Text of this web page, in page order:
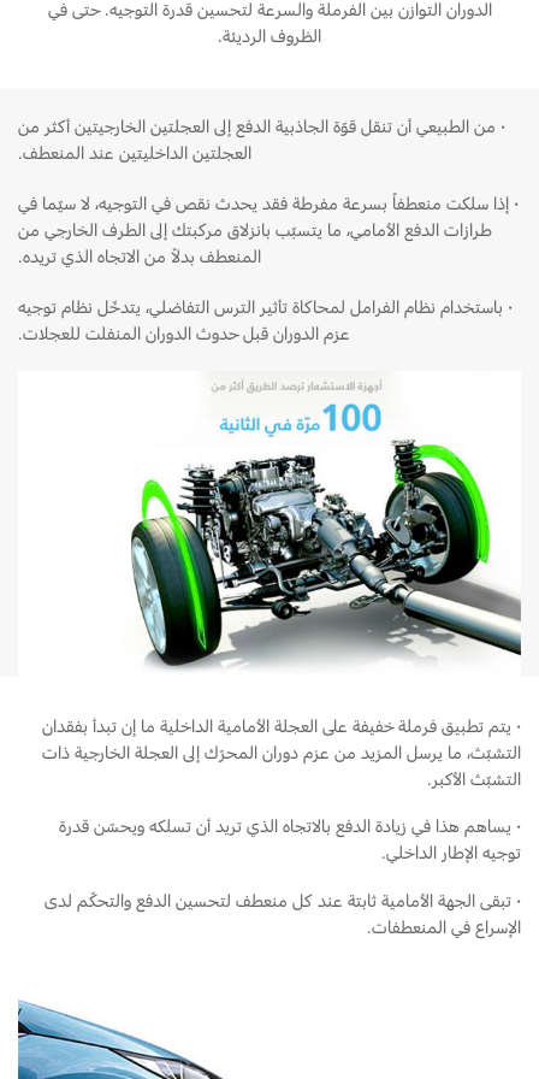
البحرين
الأردن
الكويت
سلطنة
‫المملكة
العربية
السعودية‬
الامارات
المتحدة
اليمن
أسطول فورد
إضافات
خطة الخدمات الممتدة
الإطارات
خدمات فورد
خدمة الفرامل
الضمان والتأمين
Ford Protect لمحة عامة عن
باقة الصيانة الفائقة
باقة الخدمة
باقة العناية الفائقة
دعم المزامنة
تقنية 4 SYNC
أجزاء
قطع غيار فورد الأصلية
الدوران التوازن بين الفرملة والسرعة لتحسين قدرة التوجيه. حتى في
الظروف الرديئة.
· من الطبيعي أن تنقل قوّة الجاذبية الدفع إلى العجلتين الخارجيتين أكثر من
العجلتين الداخليتين عند المنعطف.
· إذا سلكت منعطفاً بسرعة مفرطة فقد يحدث نقص في التوجيه، لا سيّما في
طرازات الدفع الأمامي، ما يتسبّب بانزلاق مركبتك إلى الطرف الخارجي من
المنعطف بدلاً من الاتجاه الذي تريده.
· باستخدام نظام الفرامل لمحاكاة تأثير الترس التفاضلي، يتدخّل نظام توجيه
عزم الدوران قبل حدوث الدوران المنفلت للعجلات.
· يتم تطبيق فرملة خفيفة على العجلة الأمامية الداخلية ما إن تبدأ بفقدان
التشبّث، ما يرسل المزيد من عزم دوران المحرّك إلى العجلة الخارجية ذات
التشبّث الأكبر.
· يساهم هذا في زيادة الدفع بالاتجاه الذي تريد أن تسلكه ويحسّن قدرة
توجيه الإطار الداخلي.
· تبقى الجهة الأمامية ثابتة عند كل منعطف لتحسين الدفع والتحكّم لدى
الإسراع في المنعطفات.